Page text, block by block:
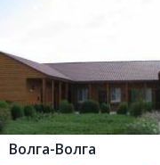
Волга-Волга